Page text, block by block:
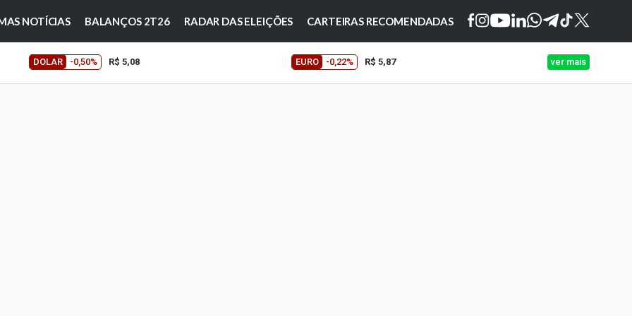
NOTÍCIAS BALANÇOS 2T26 RADAR DAS ELEIÇÕES CARTEIRAS RECOMENDADAS
DOLAR -0,50% R$ 5,08 EURO -0,22% R$ 5,87 ver mais